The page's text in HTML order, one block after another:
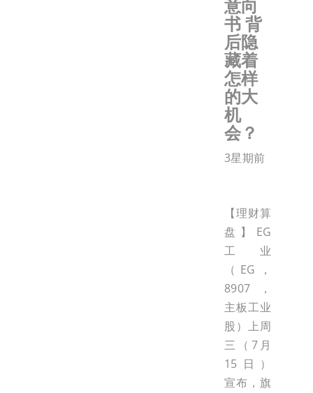
意向
书 背
后隐
藏着
怎样
的大
机
会？
3星期前
【理财算
盘】EG
工业
（EG，
8907，
主板工业
股）上周
三（7月
15日）
宣布，旗